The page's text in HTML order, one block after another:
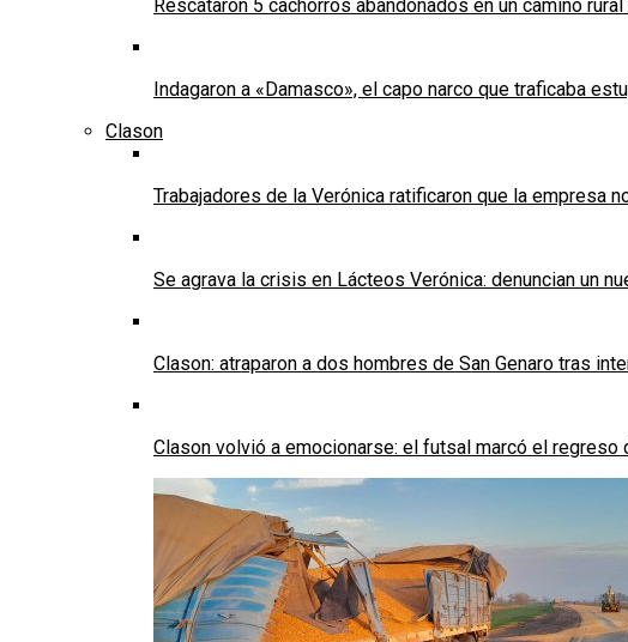
Rescataron 5 cachorros abandonados en un camino
Indagaron a «Damasco», el capo narco que traficaba
Clason
Trabajadores de la Verónica ratificaron que la empresa
Se agrava la crisis en Lácteos Verónica: denuncian un
Clason: atraparon a dos hombres de San Genaro tras
Clason volvió a emocionarse: el futsal marcó el regreso